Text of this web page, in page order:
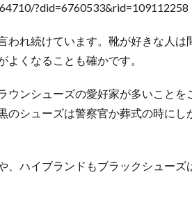
?did=6760533&rid=109112258
われ続けています。靴が好きな人
くなることも確かです。
ウンシューズの愛好家が多いことを
のシューズは警察官か葬式の時にし
、ハイブランドもブラックシューズ